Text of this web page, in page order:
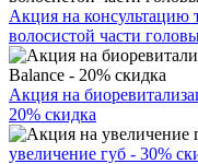
Акция на консультацию
волосистой части
Акция на
20% скидка
увеличение губ - 30%